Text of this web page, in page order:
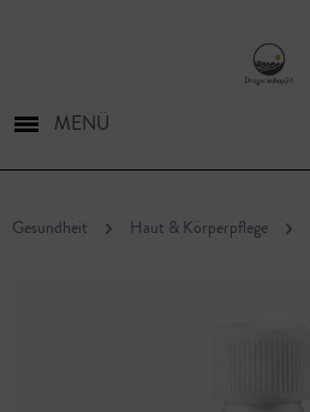
MENÜ
Gesundheit Haut & Körperpflege